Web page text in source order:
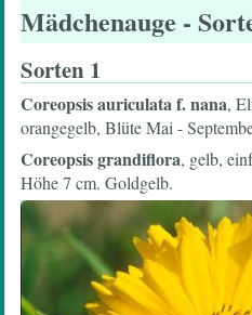
Mädchenauge -
Sorten 1
Coreopsis auriculata f. nana,
orangegelb, Blüte Mai -
Coreopsis grandiflora, gelb,
Höhe 7 cm. Goldgelb.